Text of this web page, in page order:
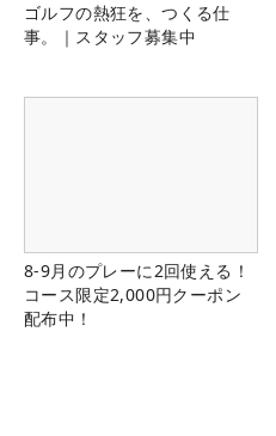
ゴルフの熱狂を、つくる仕
事。｜スタッフ募集中
8-9月のプレーに2回使える！
コース限定2,000円クーポン
配布中！